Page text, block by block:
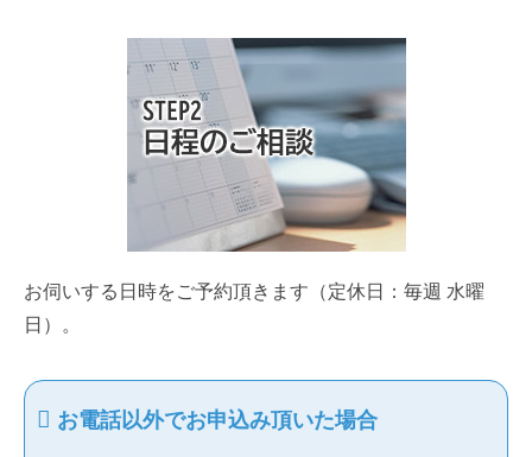
お伺いする日時をご予約頂きます（定休日：毎週 水曜
日）。
お電話以外でお申込み頂いた場合